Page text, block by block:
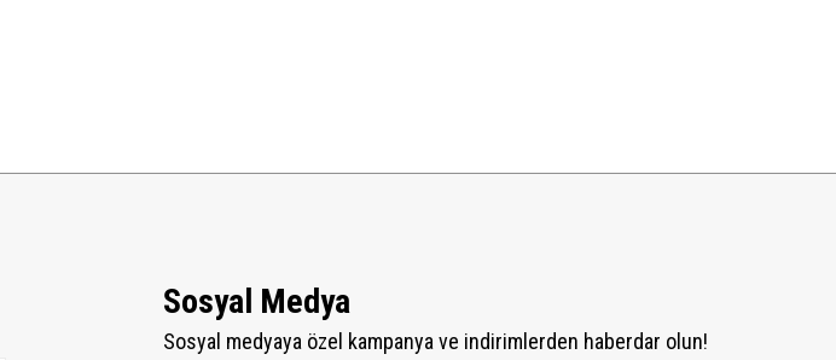
Sosyal Medya
Sosyal medyaya özel kampanya ve indirimlerden haberdar olun!